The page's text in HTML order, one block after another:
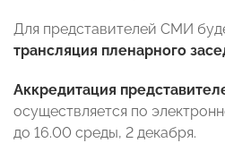
Для представителей СМИ
трансляция пленарного
Аккредитация
осуществляется по
до 16.00 среды, 2 декабря.